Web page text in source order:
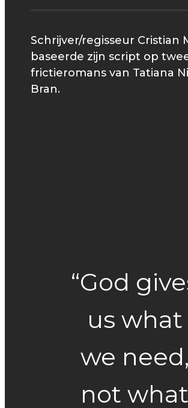
Schrijver/regisseur Cristian
baseerde zijn script op
frictieromans van Tatiana
Bran.
“God
us what
we need,
not what